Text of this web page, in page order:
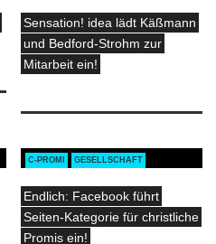
Sensation! idea lädt Käßmann
und Bedford-Strohm zur
Mitarbeit ein!
C-PROMI GESELLSCHAFT
Endlich: Facebook führt
Seiten-Kategorie für christliche
Promis ein!